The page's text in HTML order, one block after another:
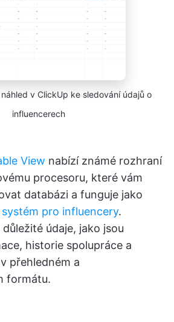
v ClickUp ke sledování údajů o
influencerech
View nabízí známé rozhraní
procesoru, které vám
databázi a funguje jako
systém pro influencery.
údaje, jako jsou
historie spolupráce a
přehledném a
formátu.